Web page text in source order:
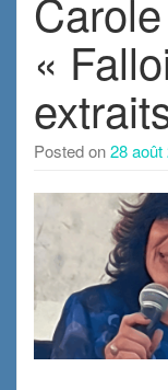
«
Posted on28 août